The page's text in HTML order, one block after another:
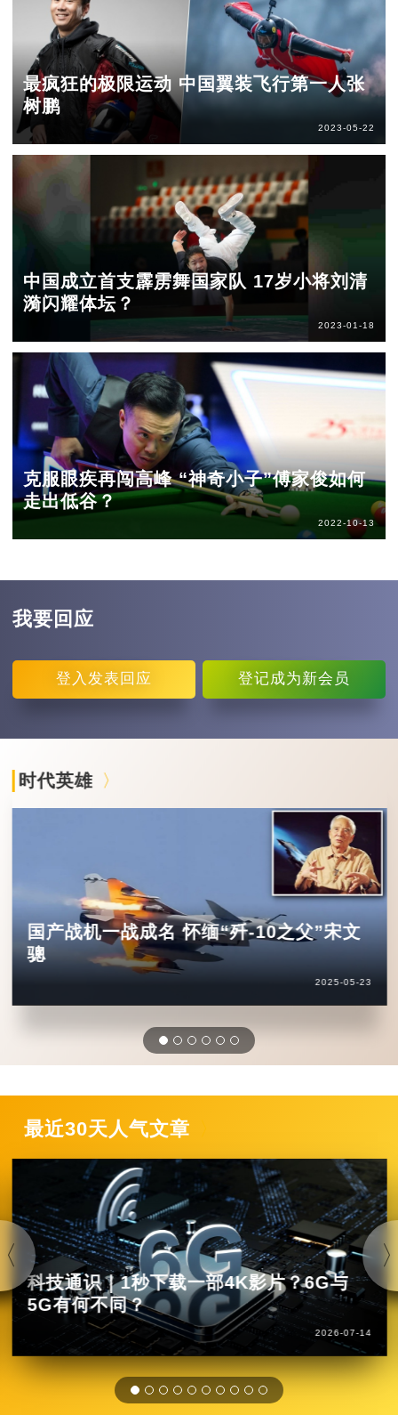
最疯狂的极限运动 中国翼装飞行第一人张
树鹏
2023-05-22
中国成立首支霹雳舞国家队 17岁小将刘清
漪闪耀体坛？
2023-01-18
克服眼疾再闯高峰 “神奇小子”傅家俊如何
走出低谷？
2022-10-13
我要回应
登入 发表回应 登记成为新会员
时代英雄
国产战机一战成名 怀缅“歼-10之父”宋文
骢
2025-05-23
最近30天人气文章
科技通识｜1秒下载一部4K影片？6G与
5G有何不同？
2026-07-14